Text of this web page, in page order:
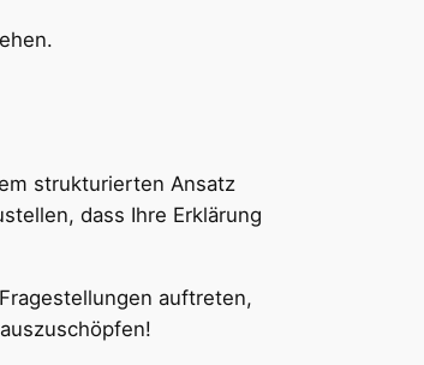
strukturierten Ansatz
dass Ihre Erklärung
auftreten,